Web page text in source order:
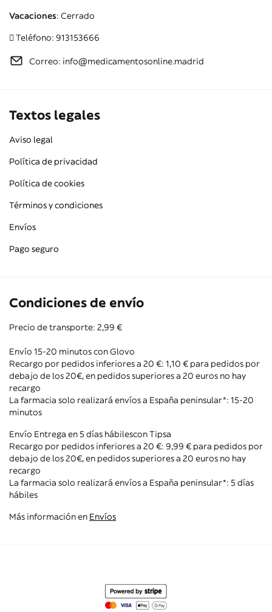
Vacaciones: Cerrado
Teléfono: 913153666
Correo: info@medicamentosonline.madrid
Textos legales
Aviso legal
Política de privacidad
Política de cookies
Términos y condiciones
Envíos
Pago seguro
Condiciones de envío
Precio de transporte: 2,99 €
Envío 15-20 minutos con Glovo
Recargo por pedidos inferiores a 20 €: 1,10 € para pedidos por
debajo de los 20€, en pedidos superiores a 20 euros no hay
recargo
La farmacia solo realizará envíos a España peninsular*: 15-20
minutos
Envío Entrega en 5 días hábiles con Tipsa
Recargo por pedidos inferiores a 20 €: 9,99 € para pedidos por
debajo de los 20€, en pedidos superiores a 20 euros no hay
recargo
La farmacia solo realizará envíos a España peninsular*: 5 días
hábiles
Más información en Envíos